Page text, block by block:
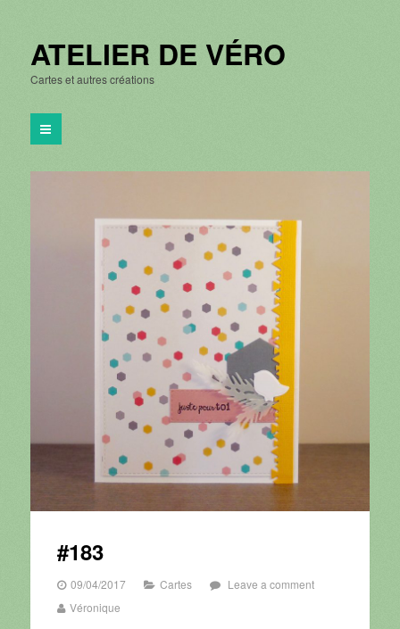
ATELIER DE VÉRO
Cartes et autres créations
#183
09/04/2017 Cartes
Leave a comment
Véronique